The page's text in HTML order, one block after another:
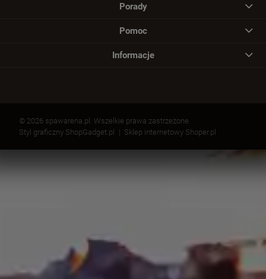
Porady
Pomoc
Informacje
© 2026 spawarena.pl. Wszelkie prawa zastrzeżone.
Styl graficzny ShopGadget.pl
Sklep internetowy Shoper.pl